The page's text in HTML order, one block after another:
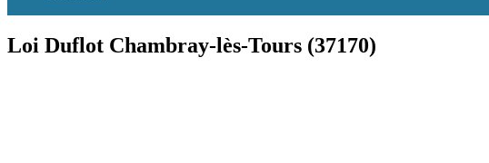
Loi Duflot Chambray-lès-Tours (37170)